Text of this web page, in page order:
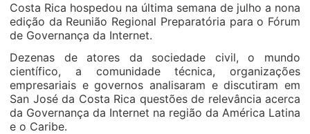
Costa Rica hospedou na última semana de julho a nona
edição da Reunião Regional Preparatória para o Fórum
de Governança da Internet.
Dezenas de atores da sociedade civil, o mundo
científico, a comunidade técnica, organizações
empresariais e governos analisaram e discutiram em
San José da Costa Rica questões de relevância acerca
da Governança da Internet na região da América Latina
e o Caribe.